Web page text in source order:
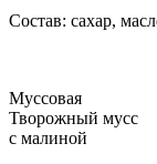
Состав: сахар,
Муссовая
Творожный мусс
с малиной